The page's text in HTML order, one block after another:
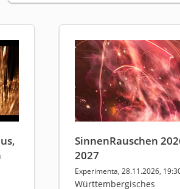
SinnenRauschen
2027
Experimenta, 28.11.2026,
Württembergisches